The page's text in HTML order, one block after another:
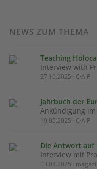
NEWS ZUM THEMA
Teaching
Interview with
27.10.2025 · C·A·P
Jahrbuch der
Ankündigung
19.05.2025 · C·A·P
Die Antwort
Interview mit
03.04.2025 ·